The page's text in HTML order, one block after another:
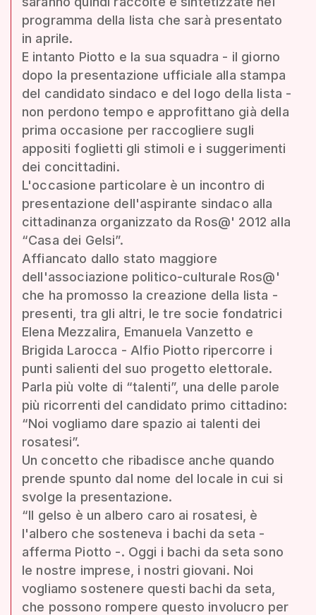
programma della lista che sarà presentato
in aprile.
E intanto Piotto e la sua squadra - il giorno
dopo la presentazione ufficiale alla stampa
del candidato sindaco e del logo della lista -
non perdono tempo e approfittano già della
prima occasione per raccogliere sugli
appositi foglietti gli stimoli e i suggerimenti
dei concittadini.
L'occasione particolare è un incontro di
presentazione dell'aspirante sindaco alla
cittadinanza organizzato da Ros@' 2012 alla
“Casa dei Gelsi”.
Affiancato dallo stato maggiore
dell'associazione politico-culturale Ros@'
che ha promosso la creazione della lista -
presenti, tra gli altri, le tre socie fondatrici
Elena Mezzalira, Emanuela Vanzetto e
Brigida Larocca - Alfio Piotto ripercorre i
punti salienti del suo progetto elettorale.
Parla più volte di “talenti”, una delle parole
più ricorrenti del candidato primo cittadino:
“Noi vogliamo dare spazio ai talenti dei
rosatesi”.
Un concetto che ribadisce anche quando
prende spunto dal nome del locale in cui si
svolge la presentazione.
“Il gelso è un albero caro ai rosatesi, è
l'albero che sosteneva i bachi da seta -
afferma Piotto -. Oggi i bachi da seta sono
le nostre imprese, i nostri giovani. Noi
vogliamo sostenere questi bachi da seta,
che possono rompere questo involucro per